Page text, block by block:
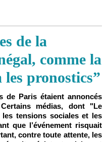
de la
comme la
pronostics”
de Paris étaient annoncés
médias, dont "Le
tensions sociales et les
que l’événement risquait
contre toute attente, les